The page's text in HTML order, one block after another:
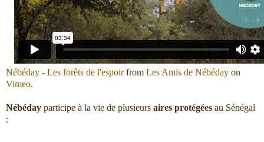
Nébéday - Les forêts de l'espoirfrom Les Amis de Nébéday on
Vimeo.
Nébéday participe à la vie de plusieurs aires protégées au Sénégal
: